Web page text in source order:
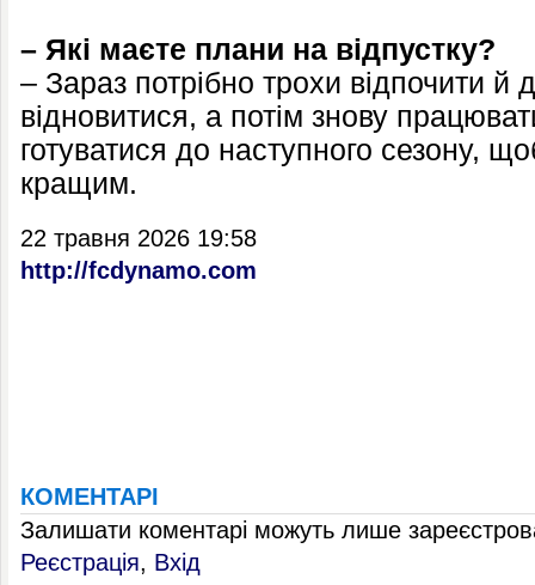
– Які маєте плани на відпустку?
– Зараз потрібно трохи відпочити й
відновитися, а потім знову
готуватися до наступного сезону,
кращим.
22 травня 2026 19:58
http://fcdynamo.com
КОМЕНТАРІ
Залишати коментарі можуть лише
Реєстрація, Вхід